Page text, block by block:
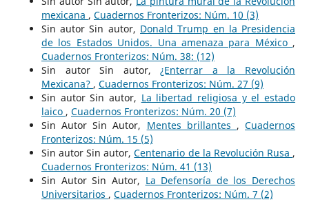
mexicana , Cuadernos Fronterizos: Núm. 10 (3)
Sin autor Sin autor, Donald Trump en la Presidencia
de los Estados Unidos. Una amenaza para México ,
Cuadernos Fronterizos: Núm. 38: (12)
Sin autor Sin autor,¿Enterrar a la Revolución
Mexicana? , Cuadernos Fronterizos: Núm. 27 (9)
Sin autor Sin autor, La libertad religiosa y el estado
laico , Cuadernos Fronterizos: Núm. 20 (7)
Sin Autor Sin Autor, Mentes brillantes ,Cuadernos
Fronterizos: Núm. 15 (5)
Sin autor Sin autor,Centenario de la Revolución Rusa ,
Cuadernos Fronterizos: Núm. 41 (13)
Sin Autor Sin Autor, La Defensoría de los Derechos
Universitarios , Cuadernos Fronterizos: Núm. 7 (2)